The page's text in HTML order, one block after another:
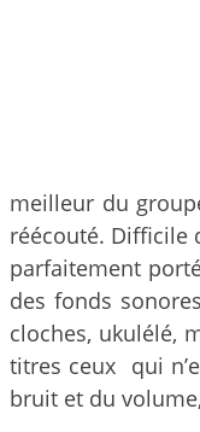
meilleur du
réécouté. Difficile
parfaitement
des fonds
cloches, ukulélé,
titres ceux qui
bruit et du